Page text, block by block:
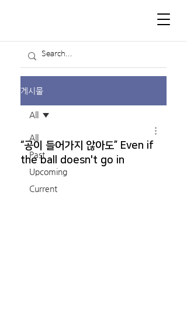
게시물
All
Past
Upcoming
Current
All
“공이 들어가지 않아도” Even if
the ball doesn't go in